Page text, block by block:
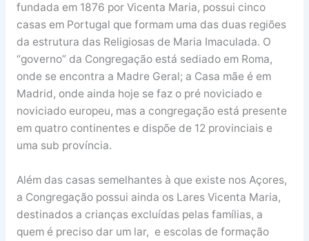
fundada em 1876 por Vicenta Maria, possui cinco
casas em Portugal que formam uma das duas regiões
da estrutura das Religiosas de Maria Imaculada. O
“governo” da Congregação está sediado em Roma,
onde se encontra a Madre Geral; a Casa mãe é em
Madrid, onde ainda hoje se faz o pré noviciado e
noviciado europeu, mas a congregação está presente
em quatro continentes e dispõe de 12 provinciais e
uma sub província.
Além das casas semelhantes à que existe nos Açores,
a Congregação possui ainda os Lares Vicenta Maria,
destinados a crianças excluídas pelas famílias, a
quem é preciso dar um lar, e escolas de formação